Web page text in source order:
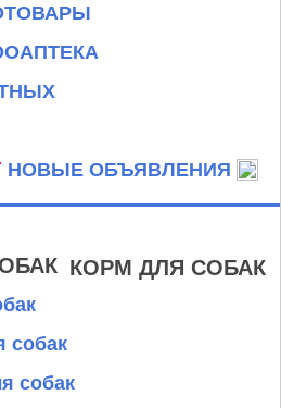
НОВЫЕ ОБЪЯВЛЕНИЯ
КОРМ ДЛЯ СОБАК
собак
собак